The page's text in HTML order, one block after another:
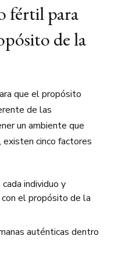
fértil para
de la
que el propósito
de las
un ambiente que
cinco factores
individuo y
el propósito de la
auténticas dentro